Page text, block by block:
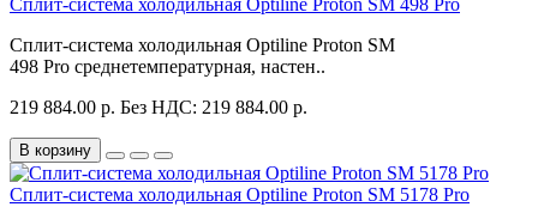
Сплит-система холодильная Optiline Proton SM
498 Pro среднетемпературная, настен..
219 884.00 р. Без НДС: 219 884.00 р.
В корзину
Сплит-система холодильная Optiline Proton SM 5178 Pro